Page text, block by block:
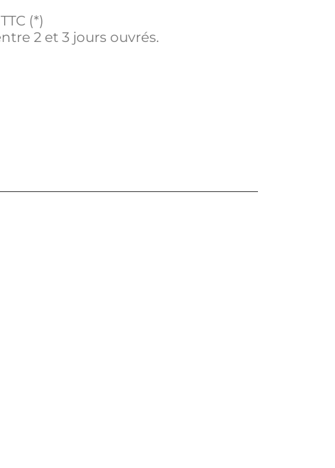
(*)
2 et 3 jours ouvrés.